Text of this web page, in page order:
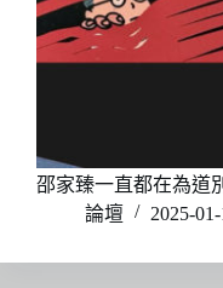
邵家臻一直都在為道
論壇
2025-